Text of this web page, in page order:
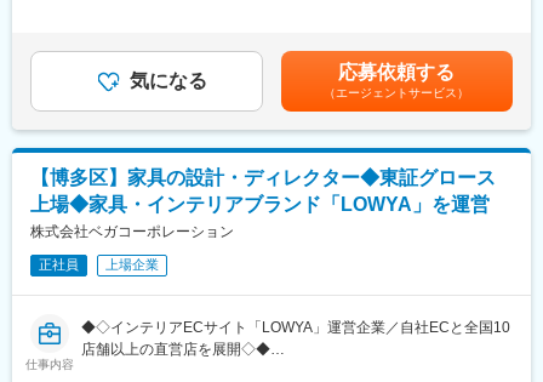
とパートナーとしてじっくり寄り添う丁寧な取り組みが自慢。
お客様の信頼にも繋がっており、長い付き合いの中で支え合う関
係性の企業も続々と増えています。
■部門社員からのメッセージ
・ノウハウが活きる場面が多く、経験を重ねたあとも第一線で活
躍できます。もちろん希望をもとに成果や適性をしっかり評価し
ますので、総合職や役職あるポジションへのステップアップ、新
事業への挑戦機会も豊富です！
ひとつの趣味であった領域から一歩踏み込んで、業界や文化全体
を見通し、貢献していける貴重な機会になると考えています！
■具体的には
入社後すぐはグラフィックデザイナーとして案件を担当していた
や雑貨など）において新しい価値創造に貢献していただきます。
・ステーショナリー全般（付せん、ノート、マスキングテープ
他）の企画、デザイン
・入稿作業、色校正のチェック
・印刷立ち会い ※頻度は年に1～4回ほど
★実績紹介（https://www.designphil.co.jp/btob/item/）
★ものづくりのおはなし
気になる 応募依頼する
（エージェントサービス）
【博多区】家具の設計・ディレクター◆東証グロース
上場◆家具・インテリアブランド「LOWYA」を運営
株式会社ベガコーポレーション
正社員 上場企業
仕事内容
◆◇インテリアECサイト「LOWYA」運営企業／自社ECと全国10
店舗以上の直営店を展開◇◆